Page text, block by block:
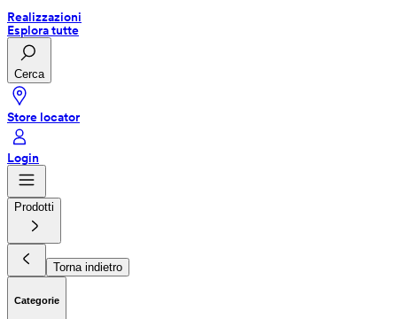
Realizzazioni
Esplora tutte
Cerca
Store locator
Login
Prodotti
Torna indietro
Categorie